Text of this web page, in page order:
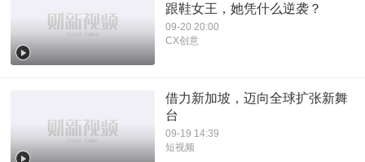
跟鞋女王，她凭什么逆袭？
09-20 20:00
CX创意
借力新加坡，迈向全球扩张新舞
台
09-19 14:39
短视频